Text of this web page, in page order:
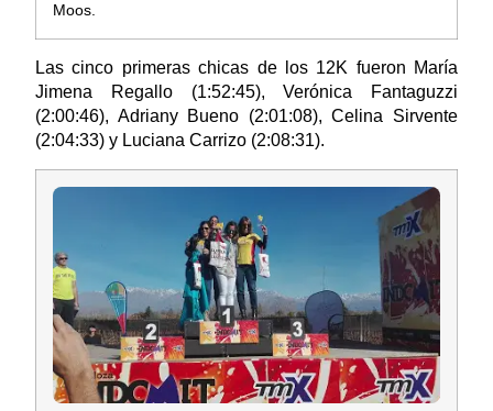
Moos.
Las cinco primeras chicas de los 12K fueron María
Jimena Regallo (1:52:45), Verónica Fantaguzzi
(2:00:46), Adriany Bueno (2:01:08), Celina Sirvente
(2:04:33) y Luciana Carrizo (2:08:31).